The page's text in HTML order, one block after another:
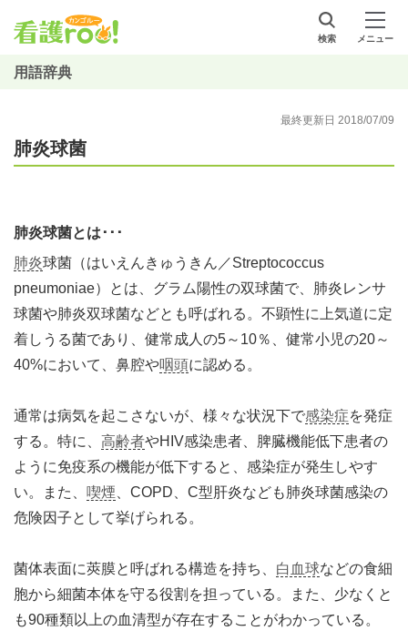
検索 メニュー
用語辞典
最終更新日 2018/07/09
肺炎球菌
肺炎球菌とは･･･
肺炎球菌（はいえんきゅうきん／Streptococcus
pneumoniae）とは、グラム陽性の双球菌で、肺炎レンサ
球菌や肺炎双球菌などとも呼ばれる。不顕性に上気道に定
着しうる菌であり、健常成人の5～10％、健常小児の20～
40%において、鼻腔や咽頭に認める。
通常は病気を起こさないが、様々な状況下で感染症を発症
する。特に、 高齢者やHIV感染患者、脾臓機能低下患者の
ように免疫系の機能が低下すると、感染症が発生しやす
い。また、 喫煙 、COPD、C型肝炎なども肺炎球菌感染の
危険因子として挙げられる。
菌体表面に莢膜と呼ばれる構造を持ち、 白血球などの食細
胞から細菌本体を守る役割を担っている。また、少なくと
も90種類以上の血清型が存在することがわかっている。